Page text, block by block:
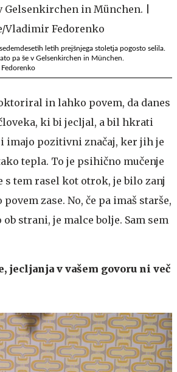
letih prejšnjega stoletja pogosto selila.
pa še v Gelsenkirchen in München.
in lahko povem, da danes
ki bi jecljal, a bil hkrati
imajo pozitivni značaj, ker jih je
tepla. To je psihično mučenje
s tem rasel kot otrok, je bilo zanj
zase. No, če pa imaš starše,
strani, je malce bolje. Sam sem
jecljanja v vašem govoru ni več